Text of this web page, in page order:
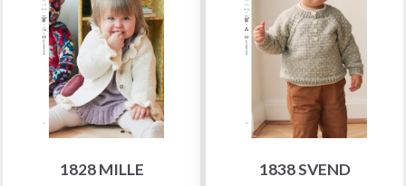
1828 MILLE 1838 SVEND